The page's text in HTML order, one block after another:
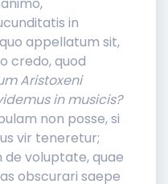
in
appellatum sit,
credo, quod
Aristoxeni
in musicis?
non posse, si
vir teneretur;
de voluptate, quae
obscurari saepe